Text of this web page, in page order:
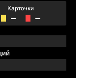
Карточки
– –